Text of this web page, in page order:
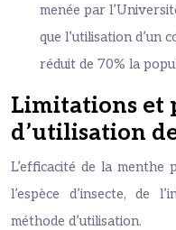
menée par
que l’utilisation d’un
réduit de 70% la
Limitations et
d’utilisation
L’efficacité de la
l’espèce d’insecte, de
méthode d’utilisation.